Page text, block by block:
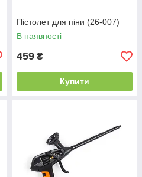
Пістолет для піни (26-007)
В наявності
459 ₴
Купити